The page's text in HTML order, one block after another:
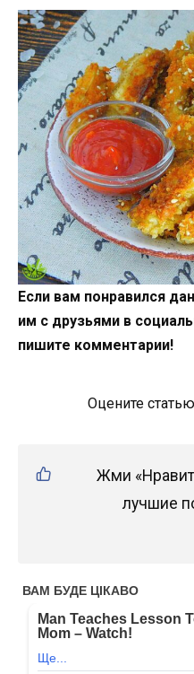
Если вам понравился
им с друзьями в
пишите комментарии!
Оцените статью
Жми
лучшие